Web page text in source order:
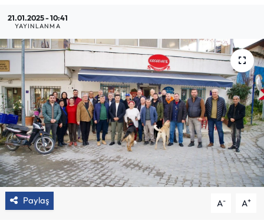
21.01.2025 - 10:41
YAYINLANMA
Paylaş A- A+